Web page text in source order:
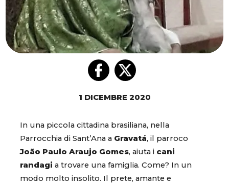
1 DICEMBRE 2020
In una piccola cittadina brasiliana, nella
Parrocchia di Sant’Ana a Gravatá, il parroco
João Paulo Araujo Gomes, aiuta i cani
randagi a trovare una famiglia. Come? In un
modo molto insolito. Il prete, amante e